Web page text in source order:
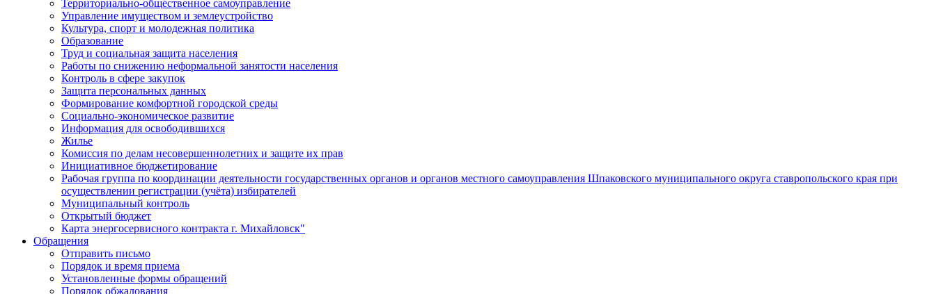
Территориально-общественное самоуправление
Управление имуществом и землеустройство
Культура, спорт и молодежная политика
Образование
Труд и социальная защита населения
Работы по снижению неформальной занятости населения
Контроль в сфере закупок
Защита персональных данных
Формирование комфортной городской среды
Социально-экономическое развитие
Информация для освободившихся
Жилье
Комиссия по делам несовершеннолетних и защите их прав
Инициативное бюджетирование
Рабочая группа по координации деятельности государственных органов и органов местного самоуправления Шпаковского муниципального округа ставропольского края при
осуществлении регистрации (учёта) избирателей
Муниципальный контроль
Открытый бюджет
Карта энергосервисного контракта г. Михайловск"
Обращения
Отправить письмо
Порядок и время приема
Установленные формы обращений
Порядок обжалования